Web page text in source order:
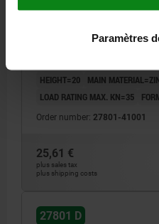
Paramètres
PLATE ANTI-SLIP PLATE
HEIGHT=20 MAIN
LOAD RATING MAX. KN=35
Order number: 27801-41001
25,61 €
plus sales tax
plus shipping costs
27801 D